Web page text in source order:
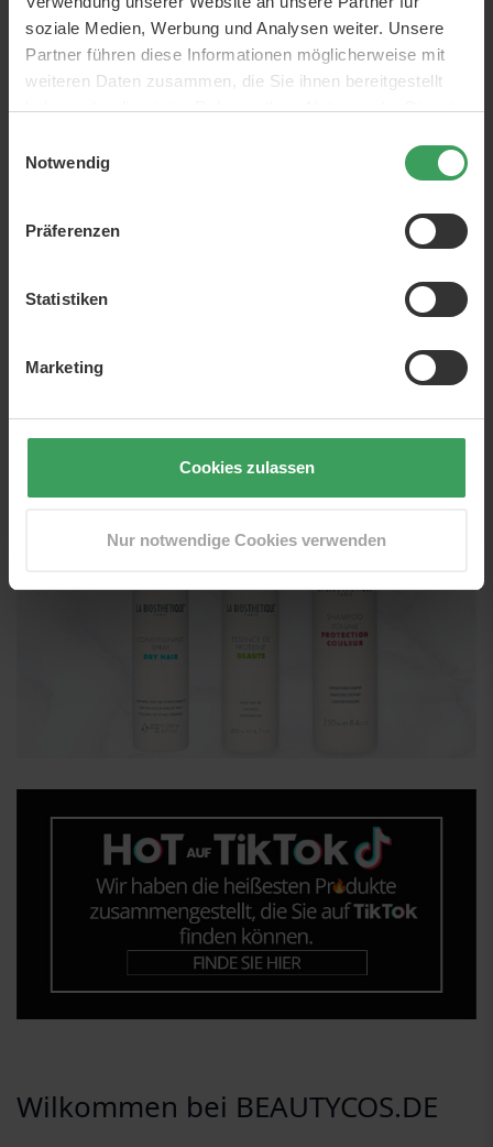
soziale Medien, Werbung und Analysen weiter. Unsere
Partner führen diese Informationen möglicherweise mit
weiteren Daten zusammen, die Sie ihnen bereitgestellt
haben oder die sie im Rahmen Ihrer Nutzung der Dienste
Notwendig
Präferenzen
Statistiken
Marketing
Cookies zulassen
Nur notwendige Cookies verwenden
Wilkommen bei BEAUTYCOS.DE